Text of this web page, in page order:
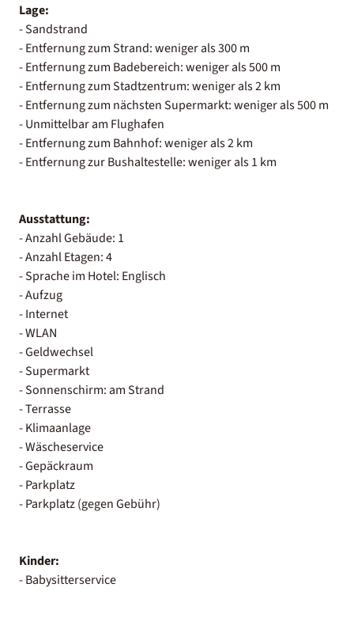
Lage:
- Sandstrand
- Entfernung zum Strand: weniger als 300 m
- Entfernung zum Badebereich: weniger als 500 m
- Entfernung zum Stadtzentrum: weniger als 2 km
- Entfernung zum nächsten Supermarkt: weniger als 500 m
- Unmittelbar am Flughafen
- Entfernung zum Bahnhof: weniger als 2 km
- Entfernung zur Bushaltestelle: weniger als 1 km
Ausstattung:
- Anzahl Gebäude: 1
- Anzahl Etagen: 4
- Sprache im Hotel: Englisch
- Aufzug
- Internet
- WLAN
- Geldwechsel
- Supermarkt
- Sonnenschirm: am Strand
- Terrasse
- Klimaanlage
- Wäscheservice
- Gepäckraum
- Parkplatz
- Parkplatz (gegen Gebühr)
Kinder:
- Babysitterservice